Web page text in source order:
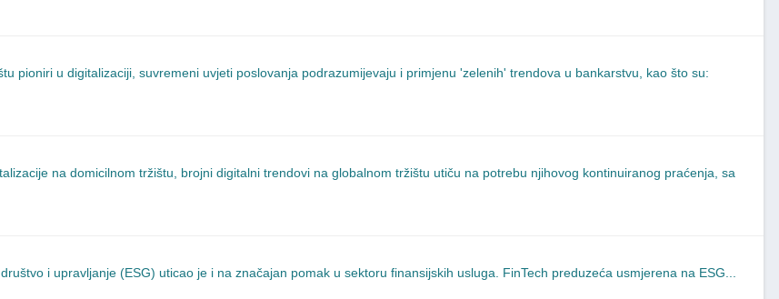
pioniri u digitalizaciji, suvremeni uvjeti poslovanja podrazumijevaju i primjenu 'zelenih' trendova u bankarstvu, kao što su:
na domicilnom tržištu, brojni digitalni trendovi na globalnom tržištu utiču na potrebu njihovog kontinuiranog praćenja, sa
i upravljanje (ESG) uticao je i na značajan pomak u sektoru finansijskih usluga. FinTech preduzeća usmjerena na ESG...